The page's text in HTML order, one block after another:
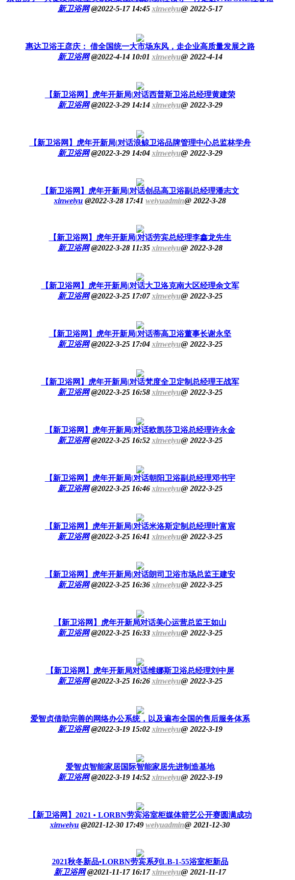
新卫浴网 @2022-5-17 14:45 xinweiyu@ 2022-5-17
惠达卫浴王彦庆： 借全国统一大市场东风，走企业高质量发展之路
新卫浴网 @2022-4-14 10:01 xinweiyu@ 2022-4-14
【新卫浴网】虎年开新局|对话西普斯卫浴总经理黄建荣
新卫浴网 @2022-3-29 14:14 xinweiyu@ 2022-3-29
【新卫浴网】虎年开新局|对话浪鲸卫浴品牌管理中心总监林学舟
新卫浴网 @2022-3-29 14:04 xinweiyu@ 2022-3-29
【新卫浴网】虎年开新局|对话创品高卫浴副总经理潘志文
xinweiyu @2022-3-28 17:41 weiyuadmin@ 2022-3-28
【新卫浴网】虎年开新局|对话劳宾总经理李鑫龙先生
新卫浴网 @2022-3-28 11:35 xinweiyu@ 2022-3-28
【新卫浴网】虎年开新局|对话大卫洛克南大区经理余文军
新卫浴网 @2022-3-25 17:07 xinweiyu@ 2022-3-25
【新卫浴网】虎年开新局|对话蒂高卫浴董事长谢永坚
新卫浴网 @2022-3-25 17:04 xinweiyu@ 2022-3-25
【新卫浴网】虎年开新局|对话梵度全卫定制总经理王战军
新卫浴网 @2022-3-25 16:58 xinweiyu@ 2022-3-25
【新卫浴网】虎年开新局|对话欧凯莎卫浴总经理许永金
新卫浴网 @2022-3-25 16:52 xinweiyu@ 2022-3-25
【新卫浴网】虎年开新局|对话朝阳卫浴副总经理邓书宇
新卫浴网 @2022-3-25 16:46 xinweiyu@ 2022-3-25
【新卫浴网】虎年开新局|对话米洛斯定制总经理叶富宸
新卫浴网 @2022-3-25 16:41 xinweiyu@ 2022-3-25
【新卫浴网】虎年开新局|对话朗司卫浴市场总监王建安
新卫浴网 @2022-3-25 16:36 xinweiyu@ 2022-3-25
【新卫浴网】虎年开新局对话美心运营总监王如山
新卫浴网 @2022-3-25 16:33 xinweiyu@ 2022-3-25
【新卫浴网】虎年开新局对话维娜斯卫浴总经理刘中屏
新卫浴网 @2022-3-25 16:26 xinweiyu@ 2022-3-25
爱智贞借助完善的网络办公系统，以及遍布全国的售后服务体系
新卫浴网 @2022-3-19 15:02 xinweiyu@ 2022-3-19
爱智贞智能家居国际智能家居先进制造基地
新卫浴网 @2022-3-19 14:52 xinweiyu@ 2022-3-19
【新卫浴网】2021 • LORBN劳宾浴室柜媒体箭艺公开赛圆满成功
xinweiyu @2021-12-30 17:49 weiyuadmin@ 2021-12-30
2021秋冬新品•LORBN劳宾系列LB-1-55浴室柜新品
新卫浴网 @2021-11-17 16:17 xinweiyu@ 2021-11-17